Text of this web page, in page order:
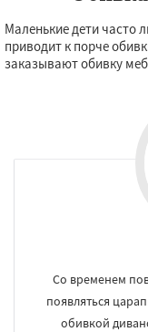
Маленькие дети часто
приводит к порче
заказывают обивку
Со временем
появляться
обивкой